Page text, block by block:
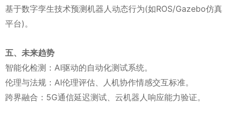
基于数字孪生技术预测机器人动态行为(如ROS/Gazebo仿真
平台)。
五、未来趋势
智能化检测：AI驱动的自动化测试系统。
伦理与法规：AI伦理评估、人机协作情感交互标准。
跨界融合：5G通信延迟测试、云机器人响应能力验证。